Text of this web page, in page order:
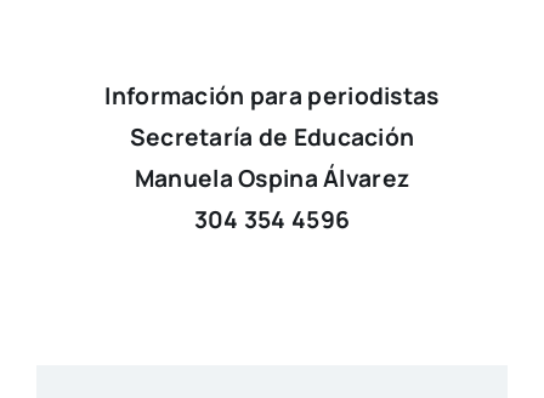
Información para periodistas
Secretaría de Educación
Manuela Ospina Álvarez
304 354 4596